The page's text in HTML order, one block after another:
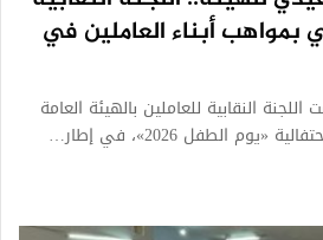
بمواهب أبناء العاملين في
النقابية للعاملين بالهيئة العامة
الطفل 2026»، في إطار…